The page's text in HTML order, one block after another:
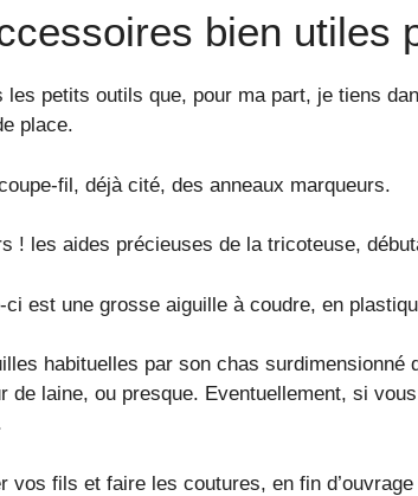
bien utiles
petits outils que, pour ma part, je tiens
place.
fil, déjà cité, des anneaux marqueurs.
! les aides précieuses de la tricoteuse,
est une grosse aiguille à coudre, en
habituelles par son chas surdimensionné
de laine, ou presque. Eventuellement, si
vos fils et faire les coutures, en fin d’ouvrage